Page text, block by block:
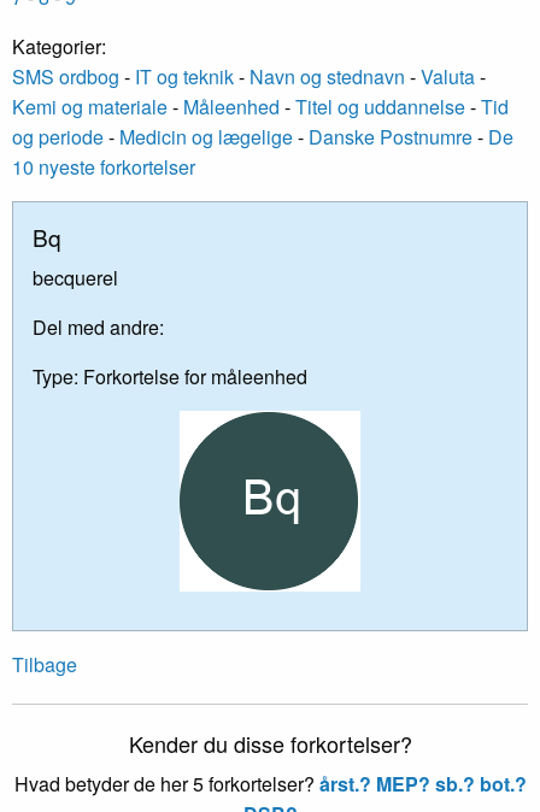
Kategorier:
SMS ordbog - IT og teknik- Navn og stednavn -Valuta-
Kemi og materiale- Måleenhed -Titel og uddannelse-Tid
og periode- Medicin og lægelige- Danske Postnumre- De
10 nyeste forkortelser
Bq
becquerel
Del med andre:
Type: Forkortelse for måleenhed
Tilbage
Kender du disse forkortelser?
Hvad betyder de her 5 forkortelser? årst.? MEP? sb.? bot.?